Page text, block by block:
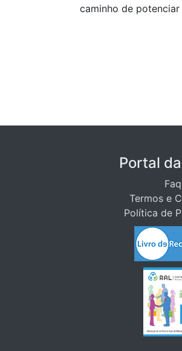
caminho de
Portal
Termos e
Política de